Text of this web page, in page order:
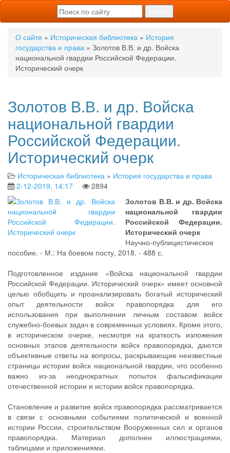
О сайте » Историческая библиотека » История
государства и права » Золотов В.В. и др. Войска
национальной гвардии Российской Федерации.
Исторический очерк
Золотов В.В. и др. Войска
национальной гвардии
Российской Федерации.
Исторический очерк
Историческая библиотека » История государства и права
2-12-2019, 14:17
2894
Золотов В.В. и др. Войска
национальной гвардии
Российской Федерации.
Исторический очерк
Научно-публицистическое
пособие. - М.: На боевом посту, 2018. - 488 с.
Подготовленное издание «Войска национальной гвардии
Российской Федерации. Исторический очерк» имеет основной
целью обобщить и проанализировать богатый исторический
опыт деятельности войск правопорядка для его
использования при выполнении личным составом войск
служебно-боевых задач в современных условиях. Кроме этого,
в историческом очерке, несмотря на краткость изложения
основных этапов деятельности войск правопорядка, даются
объективные ответы на вопросы, раскрывающие неизвестные
страницы истории войск национальной гвардии, что особенно
важно из-за неоднократных попыток фальсификации
отечественной истории и истории войск правопорядка.
Становление и развитие войск правопорядка рассматривается
в связи с основными событиями политической и военной
истории России, строительством Вооруженных сил и органов
правопорядка. Материал дополнен иллюстрациями,
таблицами и приложениями.